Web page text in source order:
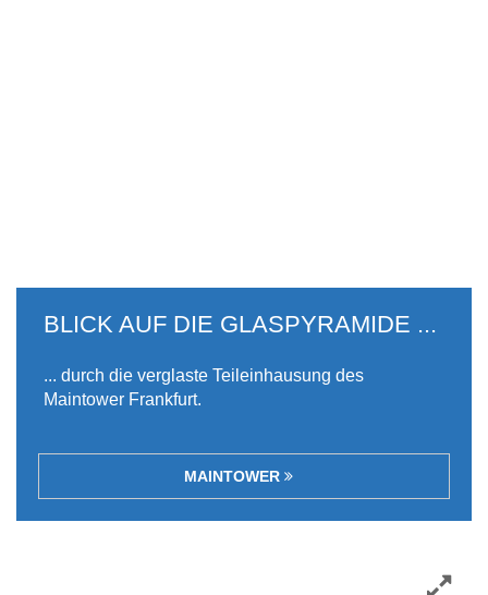
BLICK AUF DIE GLASPYRAMIDE ...
... durch die verglaste Teileinhausung des
Maintower Frankfurt.
MAINTOWER